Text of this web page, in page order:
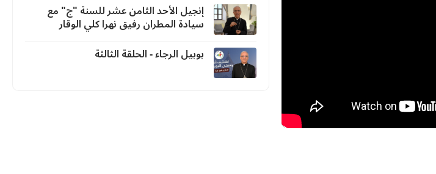
إنجيل الأحد الثامن عشر للسنة "ج" مع
سيادة المطران رفيق نهرا كلي الوقار
بوبيل الرجاء - الحلقة الثالثة